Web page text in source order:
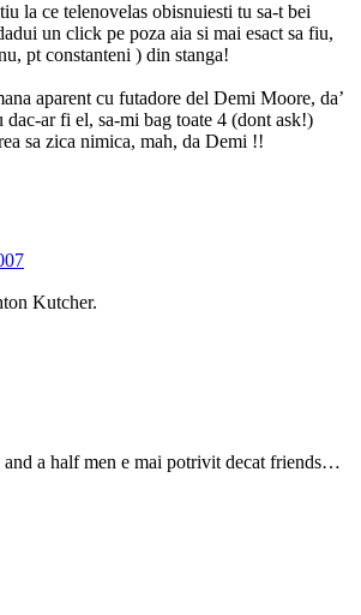
la ce telenovelas obisnuiesti tu sa-t bei
un click pe poza aia si mai esact sa fiu,
pt constanteni ) din stanga!
aparent cu futadore del Demi Moore, da’
dac-ar fi el, sa-mi bag toate 4 (dont ask!)
sa zica nimica, mah, da Demi !!
Kutcher.
and a half men e mai potrivit decat friends…